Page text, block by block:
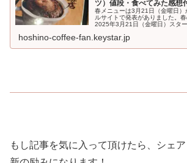
ツ）値段・食べてみた感想
春メニューは3月21日（金曜日）
ルサイトで発表がありました。
2025年3月21日（金曜日）スタ
hoshino-coffee-fan.keystar.jp
もし記事を気に入って頂けたら、シェ